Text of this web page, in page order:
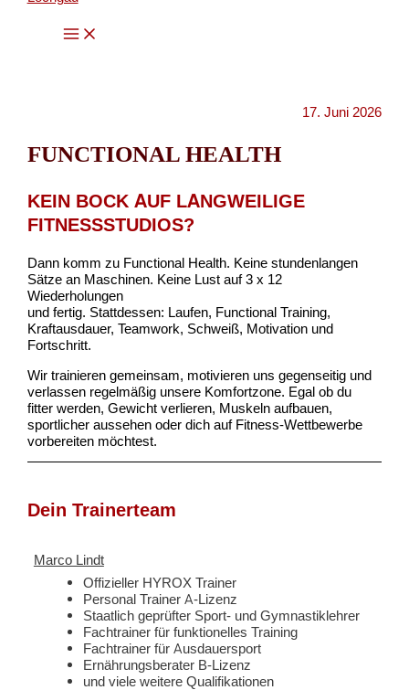
Main
Menu
17. Juni 2026
FUNCTIONAL HEALTH
KEIN BOCK AUF LANGWEILIGE
FITNESSSTUDIOS?
Dann komm zu Functional Health. Keine stundenlangen
Sätze an Maschinen. Keine Lust auf 3 x 12
Wiederholungen
und fertig. Stattdessen: Laufen, Functional Training,
Kraftausdauer, Teamwork, Schweiß, Motivation und
Fortschritt.
Wir trainieren gemeinsam, motivieren uns gegenseitig und
verlassen regelmäßig unsere Komfortzone. Egal ob du
fitter werden, Gewicht verlieren, Muskeln aufbauen,
sportlicher aussehen oder dich auf Fitness-Wettbewerbe
vorbereiten möchtest.
Dein Trainerteam
Marco Lindt
Offizieller HYROX Trainer
Personal Trainer A-Lizenz
Staatlich geprüfter Sport- und Gymnastiklehrer
Fachtrainer für funktionelles Training
Fachtrainer für Ausdauersport
Ernährungsberater B-Lizenz
und viele weitere Qualifikationen